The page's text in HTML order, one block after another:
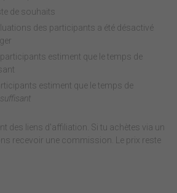
de souhaits
des participants a été désactivé
estiment que le temps de
estiment que le temps de
des liens d'affiliation. Si tu achètes via un
recevoir une commission. Le prix reste